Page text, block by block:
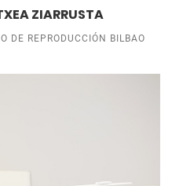
ZIARRUSTA
DE REPRODUCCIÓN BILBAO